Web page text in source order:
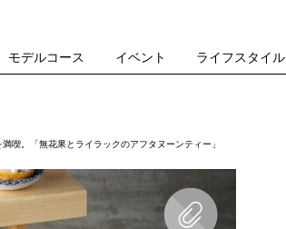
モデルコース イベント ライフスタイル
喫。「無花果とライラックのアフタヌーンティー」